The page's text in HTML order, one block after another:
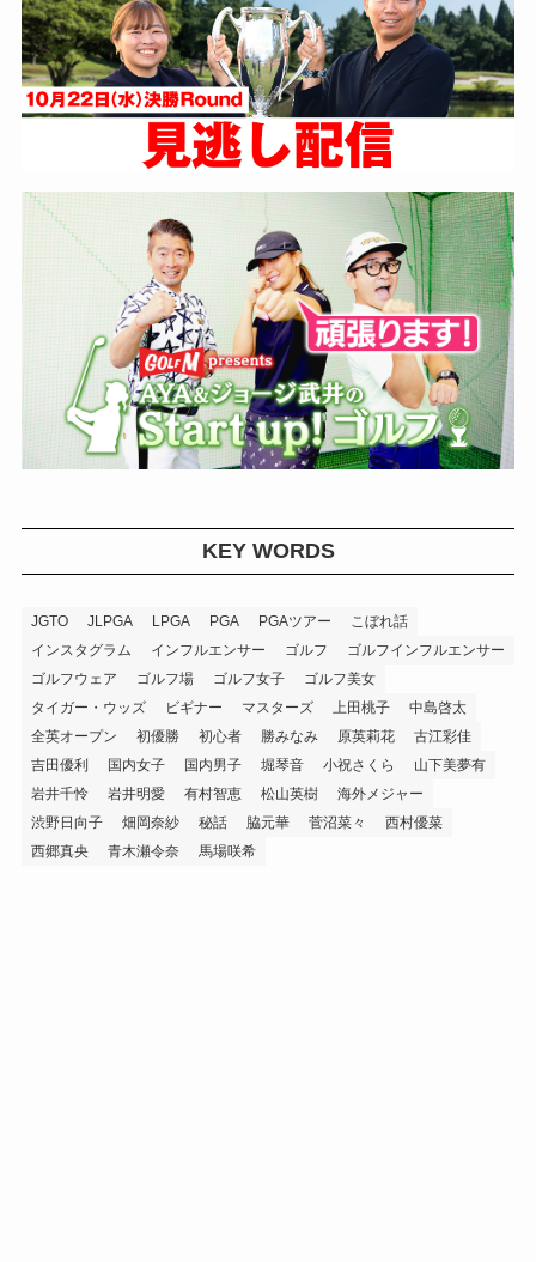
KEY WORDS
JGTO JLPGA LPGA PGA PGAツアー
こぼれ話
インスタグラム
インフルエンサー ゴルフ
ゴルフインフルエンサー
ゴルフウェア
ゴルフ場 ゴルフ女子
ゴルフ美女
タイガー・ウッズ
ビギナー マスターズ 上田桃子
中島啓太
全英オープン
初優勝 初心者 勝みなみ 原英莉花
古江彩佳
吉田優利
国内女子 国内男子 堀琴音 小祝さくら
山下美夢有
岩井千怜
岩井明愛 有村智恵 松山英樹
海外メジャー
渋野日向子
畑岡奈紗 秘話 脇元華 菅沼菜々
西村優菜
西郷真央
青木瀬令奈 馬場咲希